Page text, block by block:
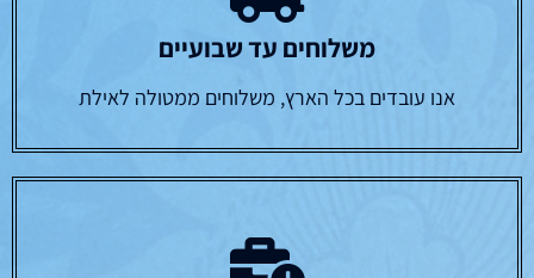
משלוחים עד שבועיים
אנו עובדים בכל הארץ, משלוחים ממטולה לאילת